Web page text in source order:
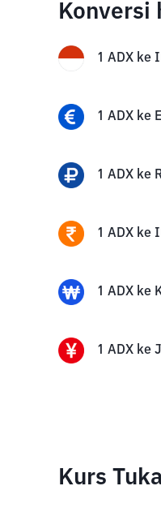
Konversi
1 ADX ke
1 ADX ke
1 ADX ke
1 ADX ke
1 ADX ke
1 ADX ke
Kurs